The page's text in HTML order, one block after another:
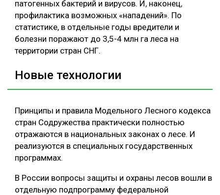
патогенных бактерий и вирусов. И, наконец,
профилактика возможных «нападений». По
статистике, в отдельные годы вредители и
болезни поражают до 3,5-4 млн га леса на
территории стран СНГ.
Новые технологии
Принципы и правила Модельного Лесного кодекса
стран Содружества практически полностью
отражаются в национальных законах о лесе. И
реализуются в специальных государственных
программах.
В России вопросы защиты и охраны лесов вошли в
отдельную подпрограмму федеральной